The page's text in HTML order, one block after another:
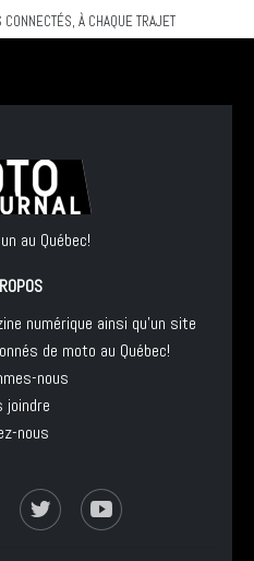
À CHAQUE TRAJET
au Québec!
numérique ainsi qu'un site
de moto au Québec!
nous
joindre
nous